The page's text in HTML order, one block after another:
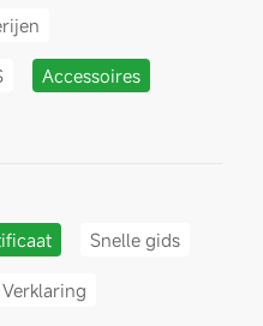
Accessoires
Snelle gids
Verklaring